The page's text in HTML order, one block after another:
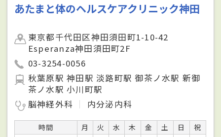
あたまと体のヘルスケアクリニック神田
東京都千代田区神田須田町1-10-42
Esperanza神田須田町2F
03-3254-0056
秋葉原駅 神田駅 淡路町駅 御茶ノ水駅 新御
茶ノ水駅 小川町駅
脳神経外科
内分泌内科
時間 月 火 水 木 金 土 日
祝